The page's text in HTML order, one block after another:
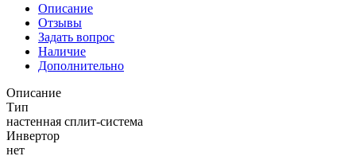
Описание
Отзывы
Задать вопрос
Наличие
Дополнительно
Описание
Тип
настенная сплит-система
Инвертор
нет